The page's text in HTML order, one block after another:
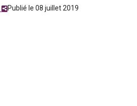
Publié le 08 juillet 2019